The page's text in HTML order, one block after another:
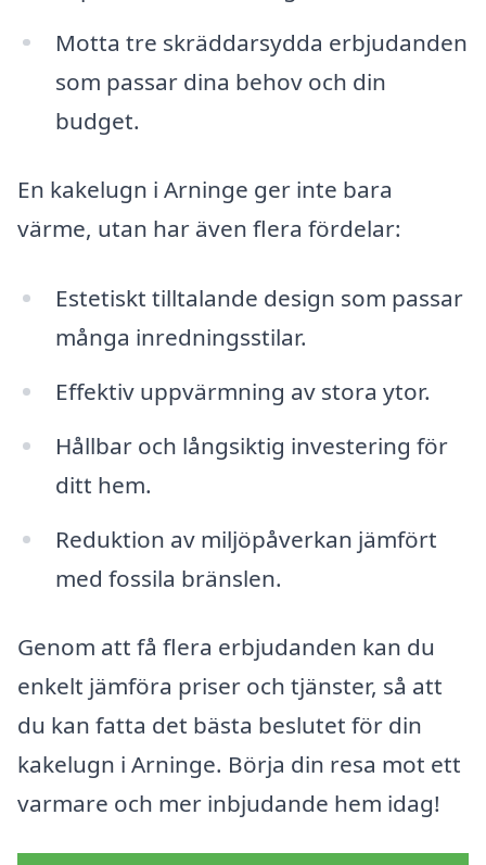
Motta tre skräddarsydda erbjudanden
som passar dina behov och din
budget.
En kakelugn i Arninge ger inte bara
värme, utan har även flera fördelar:
Estetiskt tilltalande design som passar
många inredningsstilar.
Effektiv uppvärmning av stora ytor.
Hållbar och långsiktig investering för
ditt hem.
Reduktion av miljöpåverkan jämfört
med fossila bränslen.
Genom att få flera erbjudanden kan du
enkelt jämföra priser och tjänster, så att
du kan fatta det bästa beslutet för din
kakelugn i Arninge. Börja din resa mot ett
varmare och mer inbjudande hem idag!